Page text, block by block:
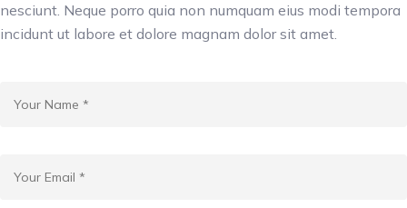
nesciunt. Neque porro quia non numquam eius modi tempora
incidunt ut labore et dolore magnam dolor sit amet.